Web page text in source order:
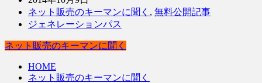
ネット販売のキーマンに聞く , 無料公開記事
ジェネレーションパス
ネット販売のキーマンに聞く
HOME
ネット販売のキーマンに聞く